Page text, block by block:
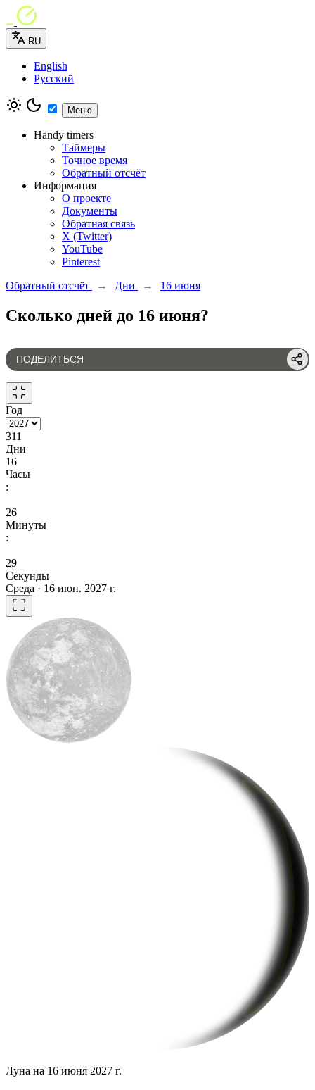
RU
English
Русский
Меню
Handy timers
Таймеры
Точное время
Обратный отсчёт
Информация
О проекте
Документы
Обратная связь
X (Twitter)
YouTube
Pinterest
Обратный отсчёт
→ Дни → 16 июня
Сколько дней до 16 июня?
ПОДЕЛИТЬСЯ
Год
311
Дни
16
Часы
:
26
Минуты
:
29
Секунды
Среда · 16 июн. 2027 г.
Луна на 16 июня 2027 г.